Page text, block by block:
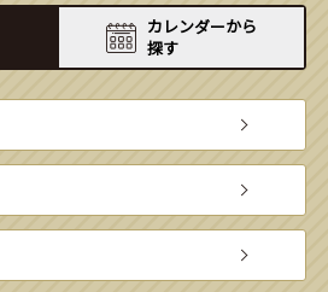
カレンダーから
探す